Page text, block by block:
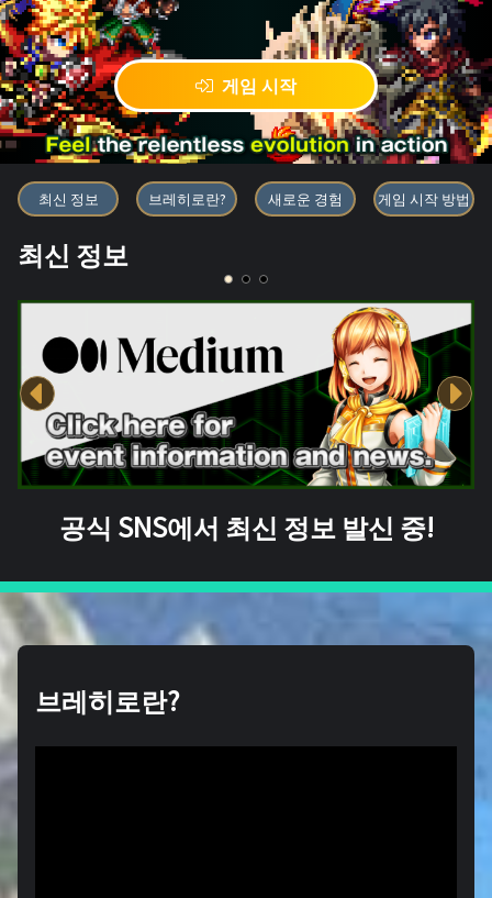
게임 시작
블록체인 게임 「BRAVE
최신 정보 브레히로란? 새로운 경험 게임 시작 방법
최신 정보
공식 SNS에서 최신 정보 발신 중!
브레히로란?